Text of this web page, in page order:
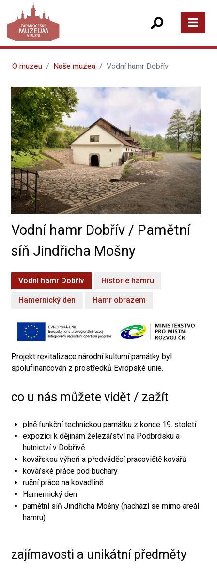
O muzeu Naše muzea Vodní hamr Dobřív
Vodní hamr Dobřív / Pamětní
síň Jindřicha Mošny
Vodní hamr Dobřív Historie hamru
Hamernický den Hamr obrazem
Projekt revitalizace národní kulturní památky byl
spolufinancován z prostředků Evropské unie.
co u nás můžete vidět / zažít
plně funkční technickou památku z konce 19. století
expozici k dějinám železářství na Podbrdsku a
hutnictví v Dobřívě
kovářskou výheň a předváděcí pracoviště kovářů
kovářské práce pod buchary
ruční práce na kovadlině
Hamernický den
pamětní síň Jindřicha Mošny (nachází se mimo areál
hamru)
zajímavosti a unikátní předměty